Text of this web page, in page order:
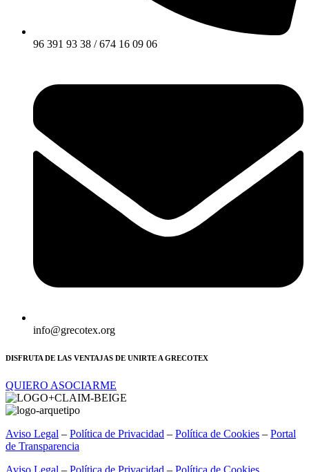
96 391 93 38 / 674 16 09 06
info@grecotex.org
DISFRUTA DE LAS VENTAJAS DE UNIRTE A GRECOTEX
QUIERO ASOCIARME
Aviso Legal – Política de Privacidad – Política de Cookies – Portal
de Transparencia
Aviso Legal – Política de Privacidad – Política de Cookies